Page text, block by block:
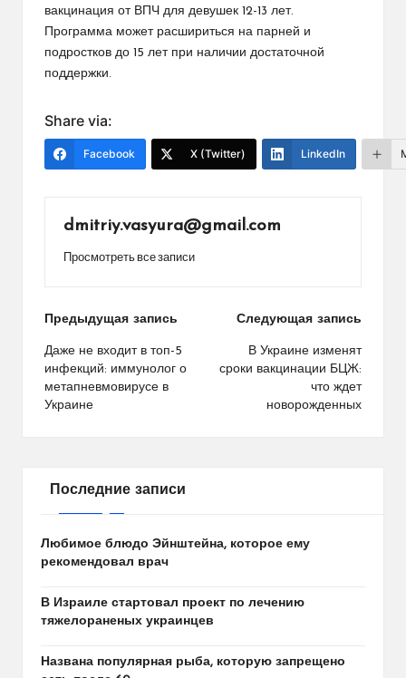
вакцинация от ВПЧ для девушек 12-13 лет.
Программа может расшириться на парней и
подростков до 15 лет при наличии достаточной
поддержки.
Share via:
Facebook X (Twitter) LinkedIn
dmitriy.vasyura@gmail.com
Просмотреть все записи
Навигация
по
записям
Предыдущая запись
Даже не входит в топ-5
инфекций: иммунолог о
метапневмовирусе в
Украине
Следующая запись
В Украине изменят
сроки вакцинации БЦЖ:
что ждет
новорожденных
Последние записи
Любимое блюдо Эйнштейна, которое ему
рекомендовал врач
В Израиле стартовал проект по лечению
тяжелораненых украинцев
Названа популярная рыба, которую запрещено